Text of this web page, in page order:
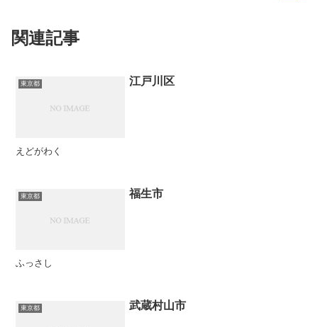
関連記事
東京都 江戸川区
えどがわく
東京都 福生市
ふっさし
東京都 武蔵村山市